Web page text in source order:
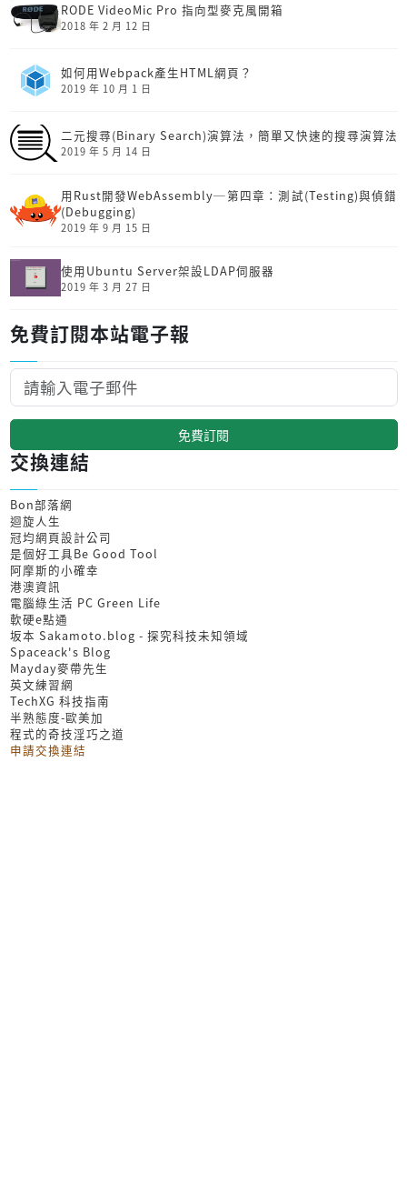
RODE VideoMic Pro 指向型麥克風開箱
2018 年 2 月 12 日
如何用Webpack產生HTML網頁？
2019 年 10 月 1 日
二元搜尋(Binary Search)演算法，簡單又快速的搜尋演算法
2019 年 5 月 14 日
用Rust開發Web­Assembly─第四章：測試(Testing)與偵錯
(Debugging)
2019 年 9 月 15 日
使用Ubuntu Server架設LDAP伺服器
2019 年 3 月 27 日
免費訂閱本站電子報
免費訂閱
交換連結
Bon部落網
迴旋人生
冠均網頁設計公司
是個好工具Be Good Tool
阿摩斯的小確幸
港澳資訊
電腦綠生活 PC Green Life
軟硬e點通
坂本 Sakamoto.blog - 探究科技未知領域
Spaceack's Blog
Mayday麥帶先生
英文練習網
TechXG 科技指南
半熟態度-歐美加
程式的奇技淫巧之道
申請交換連結